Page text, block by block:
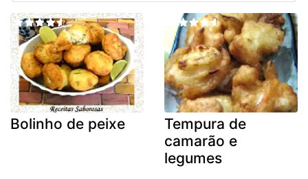
Bolinho de peixe
Tempura de
camarão e
legumes